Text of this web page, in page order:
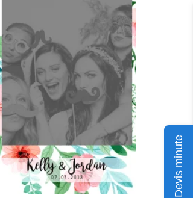
Devis minute